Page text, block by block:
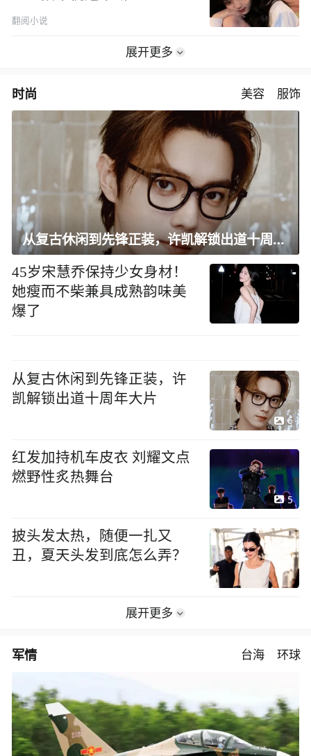
翻阅小说
展开更多
时尚 美容 服饰
从复古休闲到先锋正装，许凯解锁出道十周年大片
45岁宋慧乔保持少女身材！
她瘦而不柴兼具成熟韵味美
爆了
从复古休闲到先锋正装，许
凯解锁出道十周年大片
6
红发加持机车皮衣 刘耀文点
燃野性炙热舞台
5
披头发太热，随便一扎又
丑，夏天头发到底怎么弄？
展开更多
军情 台海 环球